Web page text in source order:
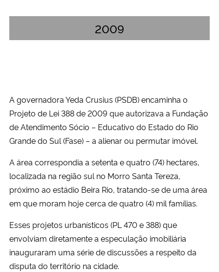
2009
A governadora Yeda Crusius (PSDB) encaminha o
Projeto de Lei 388 de 2009 que autorizava a Fundação
de Atendimento Sócio – Educativo do Estado do Rio
Grande do Sul (Fase) – a alienar ou permutar imóvel.
A área correspondia a setenta e quatro (74) hectares,
localizada na região sul no Morro Santa Tereza,
próximo ao estádio Beira Rio, tratando-se de uma área
em que moram hoje cerca de quatro (4) mil famílias.
Esses projetos urbanísticos (PL 470 e 388) que
envolviam diretamente a especulação imobiliária
inauguraram uma série de discussões a respeito da
disputa do território na cidade.